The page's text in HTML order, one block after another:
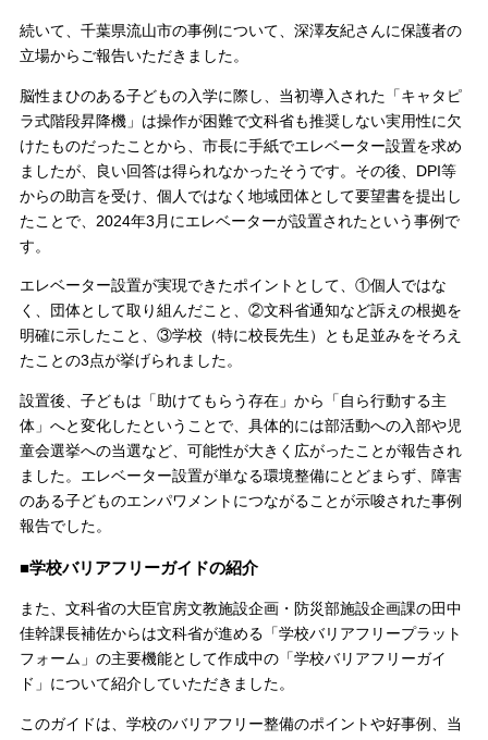
続いて、千葉県流山市の事例について、深澤友紀さんに保護者の
立場からご報告いただきました。
脳性まひのある子どもの入学に際し、当初導入された「キャタピ
ラ式階段昇降機」は操作が困難で文科省も推奨しない実用性に欠
けたものだったことから、市長に手紙でエレベーター設置を求め
ましたが、良い回答は得られなかったそうです。その後、DPI等
からの助言を受け、個人ではなく地域団体として要望書を提出し
たことで、2024年3月にエレベーターが設置されたという事例で
す。
エレベーター設置が実現できたポイントとして、①個人ではな
く、団体として取り組んだこと、②文科省通知など訴えの根拠を
明確に示したこと、③学校（特に校長先生）とも足並みをそろえ
たことの3点が挙げられました。
設置後、子どもは「助けてもらう存在」から「自ら行動する主
体」へと変化したということで、具体的には部活動への入部や児
童会選挙への当選など、可能性が大きく広がったことが報告され
ました。エレベーター設置が単なる環境整備にとどまらず、障害
のある子どものエンパワメントにつながることが示唆された事例
報告でした。
■学校バリアフリーガイドの紹介
また、文科省の大臣官房文教施設企画・防災部施設企画課の田中
佳幹課長補佐からは文科省が進める「学校バリアフリープラット
フォーム」の主要機能として作成中の「学校バリアフリーガイ
ド」について紹介していただきました。
このガイドは、学校のバリアフリー整備のポイントや好事例、当